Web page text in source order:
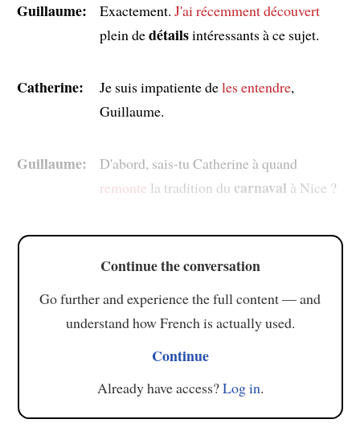
Guillaume: Exactement. J'ai récemment découvert
plein dedétailsintéressants à ce sujet.
Catherine: Je suis impatiente deles entendre,
Guillaume.
Guillaume:
D'abord, sais-tu Catherine à quand
remonte la tradition du carnaval à Nice ?
Continue the conversation
Go further and experience the full content — and
understand how French is actually used.
Continue
Already have access?Log in.